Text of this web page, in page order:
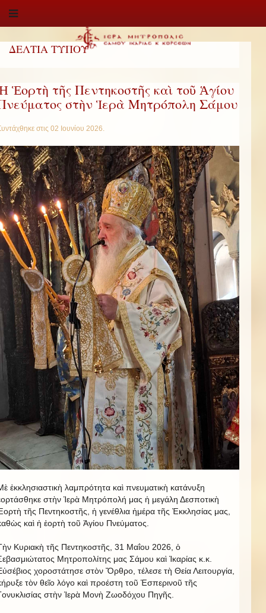
ΔΕΛΤΙΑ ΤΥΠΟΥ
Ἑορτὴ τῆς Πεντηκοστῆς καὶ τοῦ Ἁγίου
στὴν Ἱερὰ Μητρόπολη Σάμου
στις 02 Ιουνίου 2026.
ἐκκλησιαστικὴ λαμπρότητα καὶ πνευματικὴ κατάνυξη
στὴν Ἱερὰ Μητρόπολή μας ἡ μεγάλη Δεσποτικὴ
τῆς Πεντηκοστῆς, ἡ γενέθλια ἡμέρα τῆς Ἐκκλησίας μας,
καὶ ἡ ἑορτὴ τοῦ Ἁγίου Πνεύματος.
Κυριακὴ τῆς Πεντηκοστῆς, 31 Μαΐου 2026, ὁ
Μητροπολίτης μας Σάμου καὶ Ἰκαρίας κ.κ.
χοροστάτησε στὸν Ὄρθρο, τέλεσε τὴ Θεία Λειτουργία,
τὸν θεῖο λόγο καὶ προέστη τοῦ Ἑσπερινοῦ τῆς
στὴν Ἱερὰ Μονὴ Ζωοδόχου Πηγῆς.